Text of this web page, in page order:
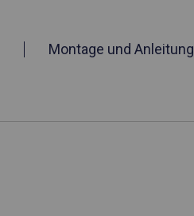
Montage und Anleitung